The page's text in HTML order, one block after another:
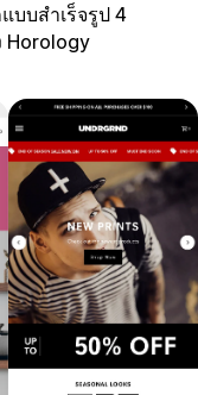
บบสำเร็จรูป 4
Horology